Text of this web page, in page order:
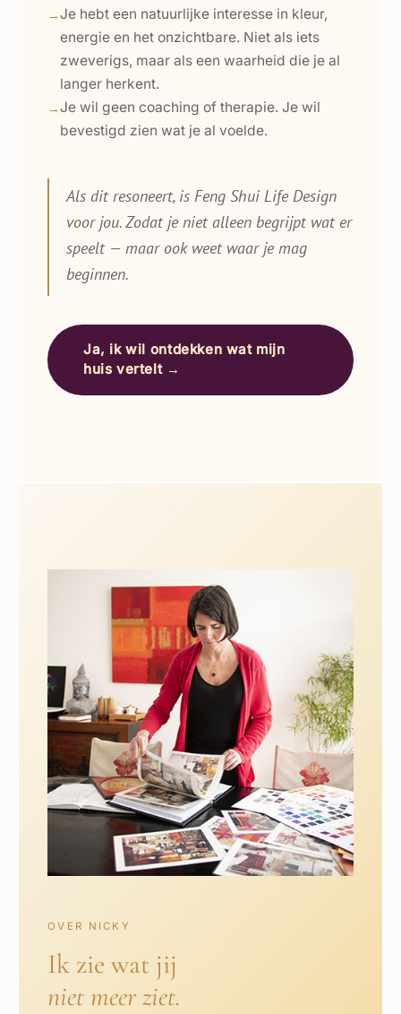
Je hebt een natuurlijke interesse in kleur,
energie en het onzichtbare. Niet als iets
zweverigs, maar als een waarheid die je al
langer herkent.
Je wil geen coaching of therapie. Je wil
bevestigd zien wat je al voelde.
Als dit resoneert, is Feng Shui Life Design
voor jou. Zodat je niet alleen begrijpt wat er
speelt — maar ook weet waar je mag
beginnen.
Ja, ik wil ontdekken wat mijn
huis vertelt →
OVER NICKY
Ik zie wat jij
niet meer ziet.